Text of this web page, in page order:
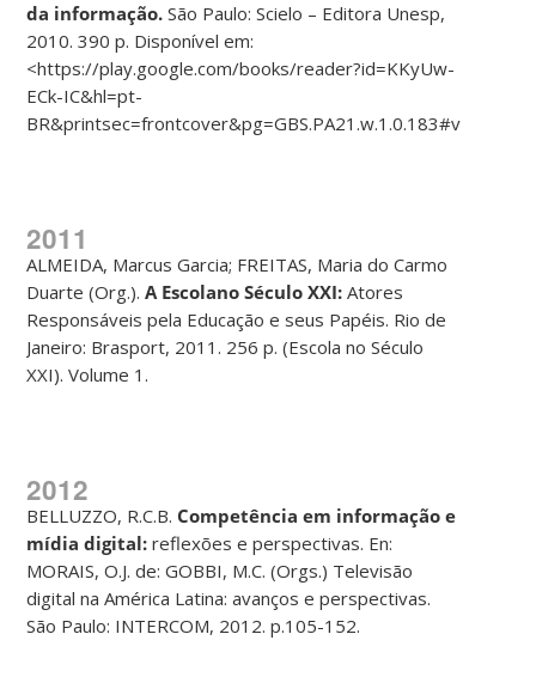
da informação.São Paulo: Scielo – Editora Unesp,
2010. 390 p. Disponível em:
<https://play.google.com/books/reader?id=KKyUw-
ECk-IC&hl=pt-
2011
ALMEIDA, Marcus Garcia; FREITAS, Maria do Carmo
Duarte (Org.).A Escolano Século XXI:Atores
Responsáveis pela Educação e seus Papéis. Rio de
Janeiro: Brasport, 2011. 256 p. (Escola no Século
XXI). Volume 1.
2012
BELLUZZO, R.C.B. Competência em informação e
mídia digital:reflexões e perspectivas. En:
MORAIS, O.J. de: GOBBI, M.C. (Orgs.) Televisão
digital na América Latina: avanços e perspectivas.
São Paulo: INTERCOM, 2012. p.105-152.